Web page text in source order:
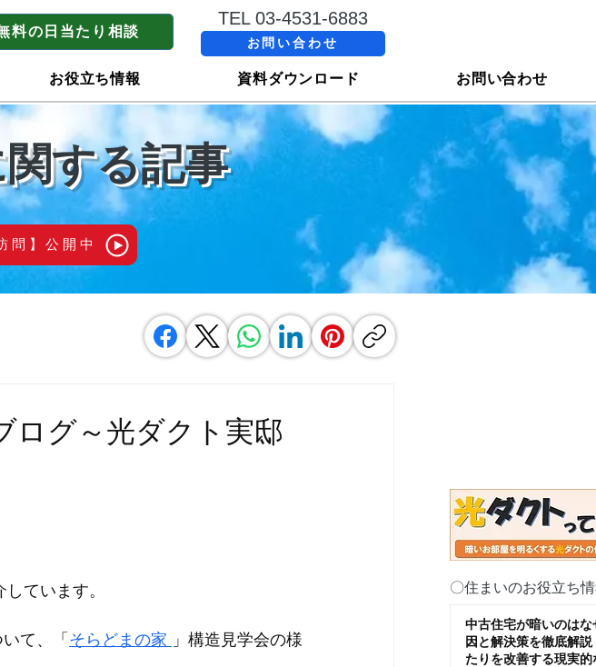
料の日当たり相談
TEL 03-4531-6883
お問い合わせ
お役立ち情報 資料ダウンロード お問い合わせ
する記事
問】公開中
ログ～光ダクト実邸
ています。
て、「 そらどまの家 」構造見学会の様
〇住まいのお役立ち
中古住宅が暗いのはな
因と解決策を徹底解説
たりを改善する現実的